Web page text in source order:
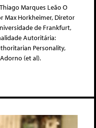
Marques Leão O
Max Horkheimer, Diretor
de Frankfurt,
Autoritária:
Personality,
(et al).